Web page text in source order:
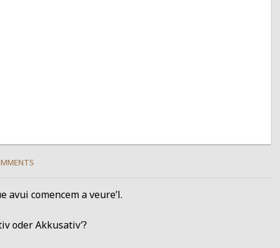
avui comencem a veure’l.
oder Akkusativ’?